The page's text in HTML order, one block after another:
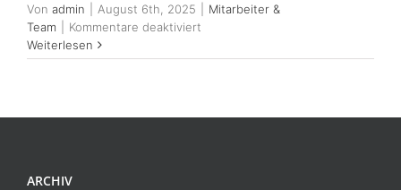
Von admin August 6th, 2025
Mitarbeiter &
Team
Kommentare deaktiviert
statt
–
Weiterlesen
ARCHIV